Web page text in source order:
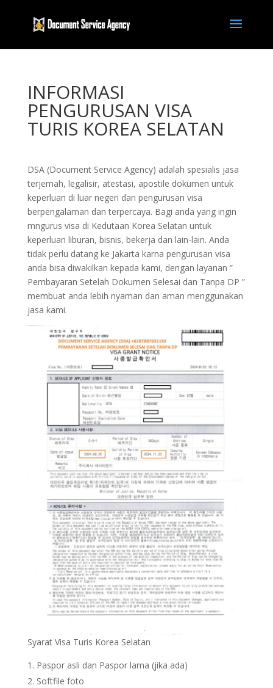
INFORMASI
PENGURUSAN VISA
TURIS KOREA SELATAN
DSA (Document Service Agency) adalah spesialis jasa
terjemah, legalisir, atestasi, apostile dokumen untuk
keperluan di luar negeri dan pengurusan visa
berpengalaman dan terpercaya. Bagi anda yang ingin
mngurus visa di Kedutaan Korea Selatan untuk
keperluan liburan, bisnis, bekerja dan lain-lain. Anda
tidak perlu datang ke Jakarta karna pengurusan visa
anda bisa diwakilkan kepada kami, dengan layanan ”
Pembayaran Setelah Dokumen Selesai dan Tanpa DP ”
membuat anda lebih nyaman dan aman menggunakan
jasa kami.
Syarat Visa Turis Korea Selatan
Paspor asli dan Paspor lama (jika ada)
Softfile foto